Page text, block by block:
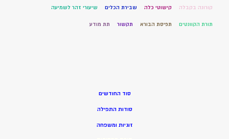
קורונה בקבלה קישוטי כלה שבירת הכלים שיעורי זהר לשמיעה
תורת הקוונטים תפיסת הבורא תקשור תת מודע
סוד החודשים
סודות התפילה
זוגיות ומשפחה